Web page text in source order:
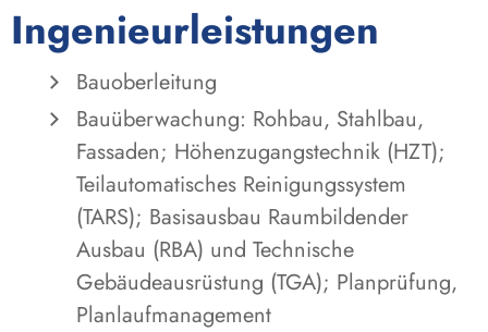
Ingenieurleistungen
Bauoberleitung
Bauüberwachung: Rohbau, Stahlbau,
Fassaden; Höhenzugangstechnik (HZT);
Teilautomatisches Reinigungssystem
(TARS); Basisausbau Raumbildender
Ausbau (RBA) und Technische
Gebäudeausrüstung (TGA); Planprüfung,
Planlaufmanagement